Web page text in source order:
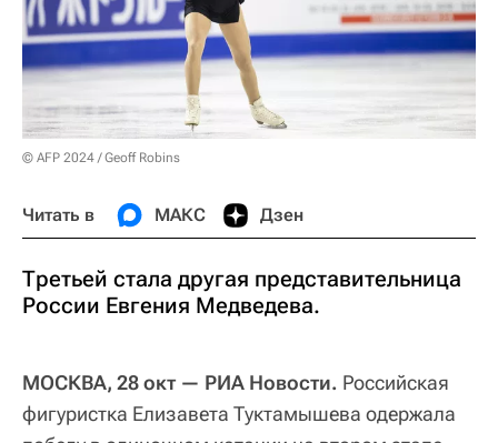
© AFP 2024 / Geoff Robins
Читать в МАКС Дзен
Третьей стала другая представительница
России Евгения Медведева.
МОСКВА, 28 окт — РИА Новости. Российская
фигуристка Елизавета Туктамышева одержала